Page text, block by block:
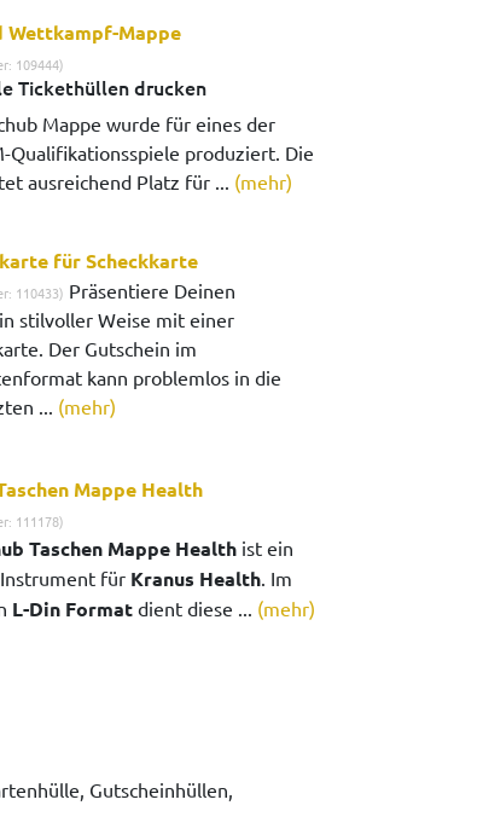
Wettkampf-Mappe
109444)
Tickethüllen drucken
Mappe wurde für eines der
Qualifikationsspiele produziert. Die
ausreichend Platz für ... (mehr)
für Scheckkarte
110433) Präsentiere Deinen
stilvoller Weise mit einer
Der Gutschein im
kann problemlos in die
... (mehr)
Mappe Health
111178)
Taschen Mappe Healthist ein
für Kranus Health. Im
L-Din Formatdient diese ... (mehr)
Gutscheinhüllen,